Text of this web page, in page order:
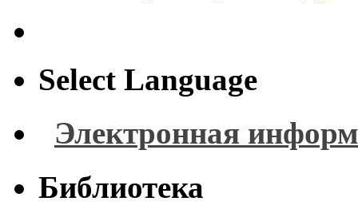
Select Language
Электронная
Библиотека